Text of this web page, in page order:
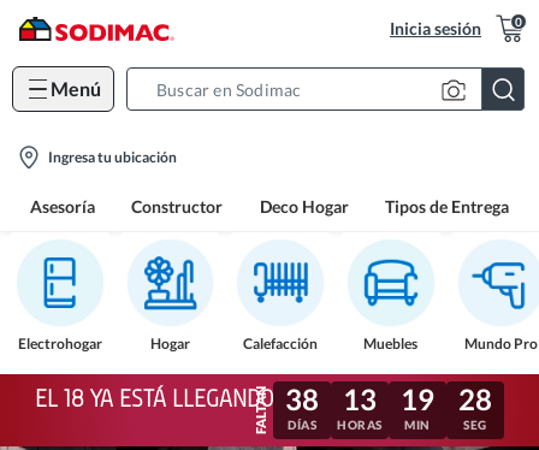
Inicia sesión 0
Menú
location-
Ingresa tu ubicación
Asesoría Constructor Deco Hogar Tipos de Entrega
Electrohogar Hogar Calefacción Muebles Mundo Pro
EL 18 YA ESTÁ LLEGANDO 38
DÍAS
13
HORAS
19
MIN
25
SEG